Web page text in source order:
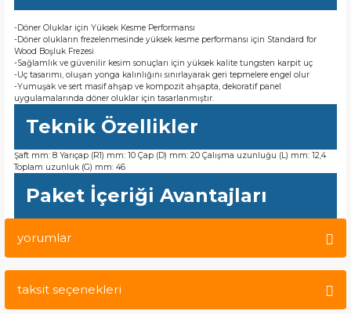
-Döner Oluklar için Yüksek Kesme Performansı
-Döner olukların frezelenmesinde yüksek kesme performansı için Standard for
Wood Boşluk Frezesi
-Sağlamlık ve güvenilir kesim sonuçları için yüksek kalite tungsten karpit uç
-Uç tasarımı, oluşan yonga kalınlığını sınırlayarak geri tepmelere engel olur
-Yumuşak ve sert masif ahşap ve kompozit ahşapta, dekoratif panel
uygulamalarında döner oluklar için tasarlanmıştır.
Teknik Özellikler
Şaft mm: 8 Yarıçap (R1) mm: 10 Çap (D) mm: 20 Çalışma uzunluğu (L) mm: 12,4
Toplam uzunluk (G) mm: 46
Paket İçeriği Avantajları
yorumlar
taksit seçenekleri